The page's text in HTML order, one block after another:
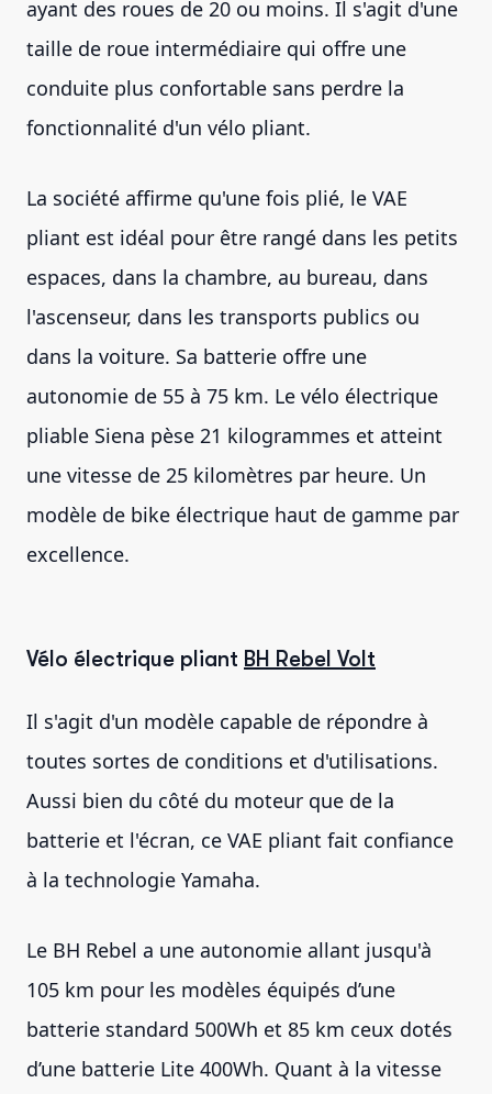
ayant des roues de 20 ou moins. Il s'agit d'une
taille de roue intermédiaire qui offre une
conduite plus confortable sans perdre la
fonctionnalité d'un vélo pliant.
La société affirme qu'une fois plié, le VAE
pliant est idéal pour être rangé dans les petits
espaces, dans la chambre, au bureau, dans
l'ascenseur, dans les transports publics ou
dans la voiture. Sa batterie offre une
autonomie de 55 à 75 km. Le vélo électrique
pliable Siena pèse 21 kilogrammes et atteint
une vitesse de 25 kilomètres par heure. Un
modèle de bike électrique haut de gamme par
excellence.
Vélo électrique pliant BH Rebel Volt
Il s'agit d'un modèle capable de répondre à
toutes sortes de conditions et d'utilisations.
Aussi bien du côté du moteur que de la
batterie et l'écran, ce VAE pliant fait confiance
à la technologie Yamaha.
Le BH Rebel a une autonomie allant jusqu'à
105 km pour les modèles équipés d’une
batterie standard 500Wh et 85 km ceux dotés
d’une batterie Lite 400Wh. Quant à la vitesse